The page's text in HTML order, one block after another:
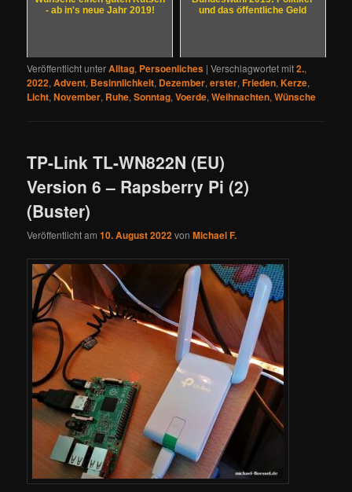
- ab in's neue Jahr 2019!
und das öffentliche Geld
Veröffentlicht unterAlltag, Persoenliches |Verschlagwortet mit2.,
2022,Advent, Besinnlichkeit, Dezember,erster,Frieden,Kerze,
Licht,November, Ruhe,Sonntag,Voerde,Weihnachten,Wünsche
TP-Link TL-WN822N (EU)
Version 6 – Rapsberry Pi (2)
(Buster)
Veröffentlicht am10. August 2022vonMichael F.